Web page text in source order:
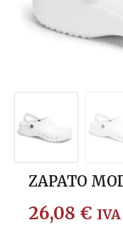
ZAPATO
26,08 €